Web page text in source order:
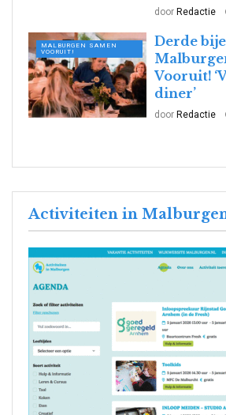
door Redactie
MALBURGEN SAMEN
VOORUIT!
Derde
Vooruit!
diner’
door Redactie
Activiteiten in